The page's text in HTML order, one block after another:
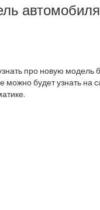
про новую модель
можно будет узнать на